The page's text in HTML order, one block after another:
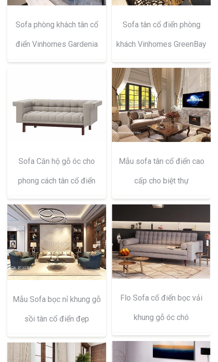
Sofa phòng khách tân cổ
điển Vinhomes Gardenia
Sofa tân cổ điển phòng
khách Vinhomes GreenBay
Sofa Căn hộ gỗ óc cho
phong cách tân cổ điển
Mẫu sofa tân cổ điển cao
cấp cho biệt thự
Mẫu Sofa bọc nỉ khung gỗ
sồi tân cổ điển đẹp
Flo Sofa cổ điển bọc vải
khung gỗ óc chó